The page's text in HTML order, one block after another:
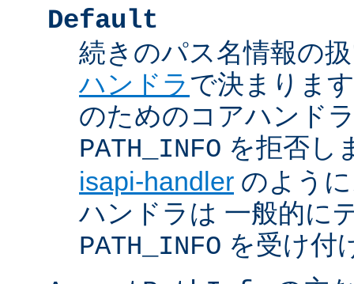
Default
続きのパス名情報の
ハンドラで決まりま
のためのコアハンド
PATH_INFO を拒否し
isapi-handler のよう
ハンドラは 一般的に
PATH_INFO を受け付